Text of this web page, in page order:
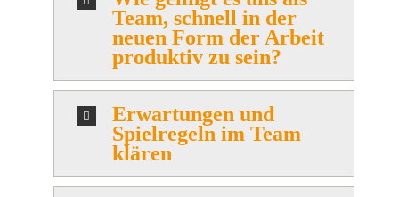
Team, schnell in der
neuen Form der Arbeit
produktiv zu sein?
Erwartungen und
Spielregeln im Team
klären